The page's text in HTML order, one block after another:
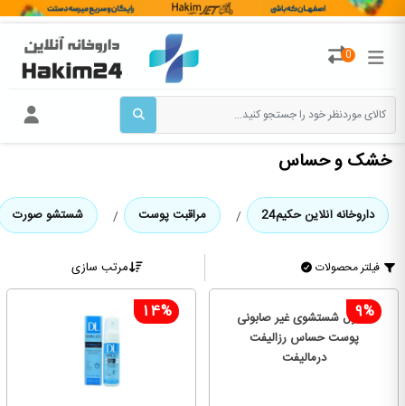
0
خشک و حساس
داروخانه آنلاین حکیم24 مراقبت پوست شستشو صورت
فیلتر محصولات مرتب سازی
9%
14%